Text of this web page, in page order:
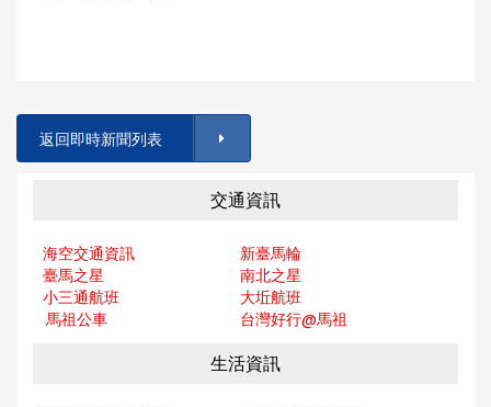
返回即時新聞列表
交通資訊
海空交通資訊
新臺馬輪
臺馬之星
南北之星
小三通航班
大坵航班
馬祖公車
台灣好行@馬祖
生活資訊